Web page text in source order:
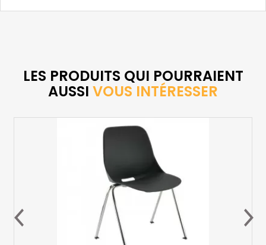
LES PRODUITS QUI POURRAIENT
AUSSI VOUS INTÉRESSER